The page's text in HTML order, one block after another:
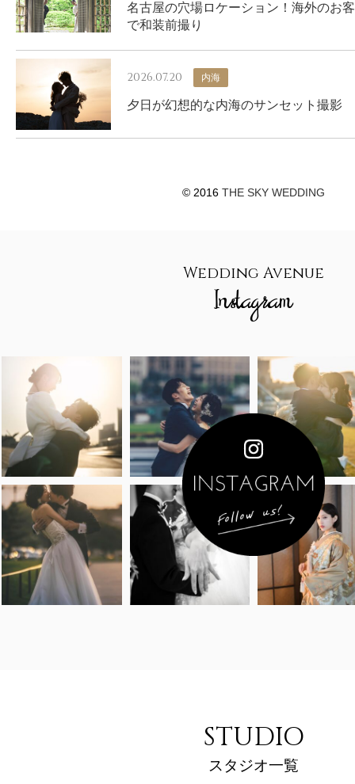
名古屋の穴場ロケーション！海外のお
で和装前撮り
2026.07.20 内海
夕日が幻想的な内海のサンセット撮影
© 2016 THE SKY WEDDING
Wedding Avenue
Instagram
STUDIO
スタジオ一覧